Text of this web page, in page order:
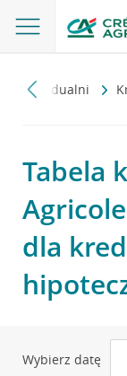
indywidualni
Tabela
dla
Wybierz datę
Tabela Z dnia 07-